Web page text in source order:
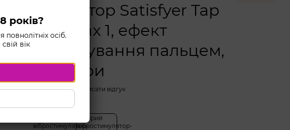
пульсатор Satisfyer Tap
& Climax 1, ефект
постукування пальцем,
2 мотори
В наявності Написати відгук
Виберіть колір
років?
осіб.
вік